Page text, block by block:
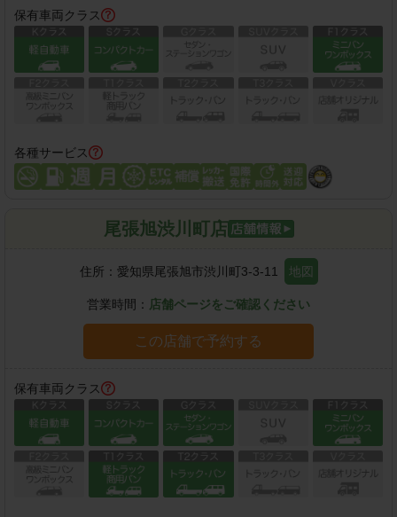
保有車両クラス
各種サービス
尾張旭渋川町店
住所： 愛知県尾張旭市渋川町3-3-11 地図
営業時間： 店舗ページをご確認ください
この店舗で予約する
保有車両クラス